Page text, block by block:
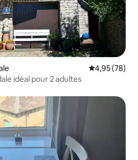
Évaluation
4,95 (78)
idéal pour 2 adultes